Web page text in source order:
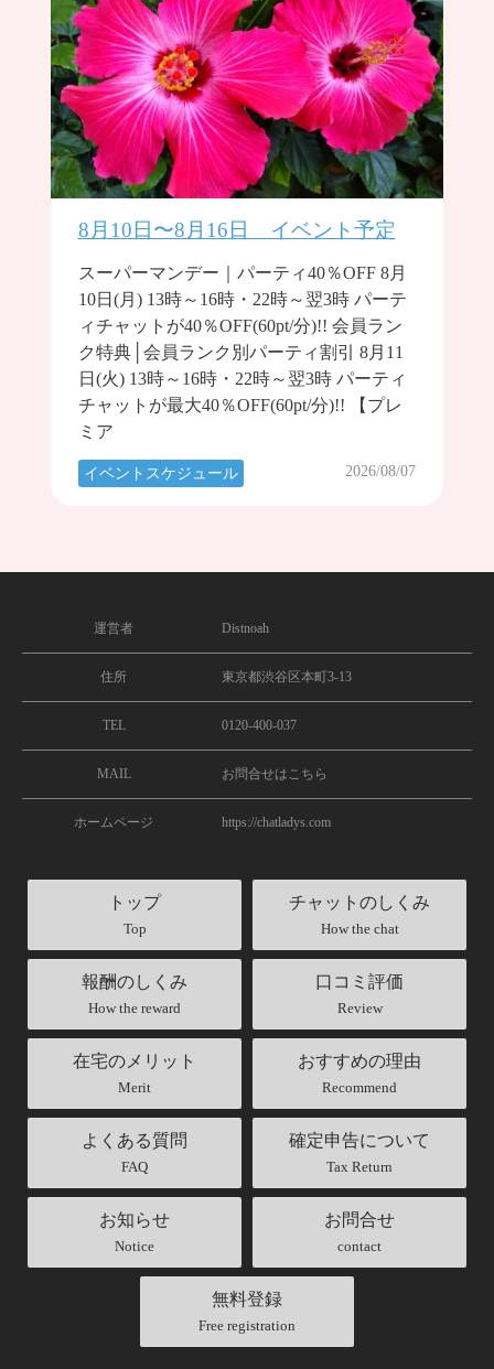
8月10日〜8月16日 イベント予定
スーパーマンデー｜パーティ40％OFF 8月
10日(月) 13時～16時・22時～翌3時 パーテ
ィチャットが40％OFF(60pt/分)!! 会員ラン
ク特典│会員ランク別パーティ割引 8月11
日(火) 13時～16時・22時～翌3時 パーティ
チャットが最大40％OFF(60pt/分)!! 【プレ
ミア
イベントスケジュール 2026/08/07
運営者 Distnoah
住所 東京都渋谷区本町3-13
TEL 0120-400-037
MAIL お問合せはこちら
ホームページ https://chatladys.com
トップ
Top
チャットのしくみ
How the chat
報酬のしくみ
How the reward
口コミ評価
Review
在宅のメリット
Merit
おすすめの理由
Recommend
よくある質問
FAQ
確定申告について
Tax Return
お知らせ
Notice
お問合せ
contact
無料登録
Free registration